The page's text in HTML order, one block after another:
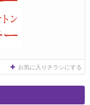
お気に入りチラシにする